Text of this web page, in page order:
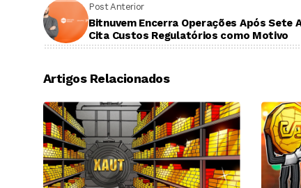
Post Anterior
Bitnuvem Encerra Operações Após Sete
Cita Custos Regulatórios como Motivo
Artigos Relacionados